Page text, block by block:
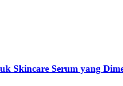
Serum yang